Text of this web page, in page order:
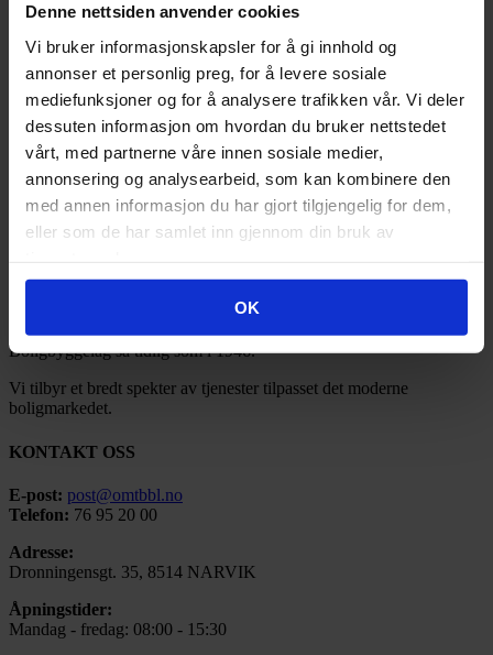
Denne nettsiden anvender cookies
Vi bruker informasjonskapsler for å gi innhold og
annonser et personlig preg, for å levere sosiale
mediefunksjoner og for å analysere trafikken vår. Vi deler
dessuten informasjon om hvordan du bruker nettstedet
vårt, med partnerne våre innen sosiale medier,
annonsering og analysearbeid, som kan kombinere den
med annen informasjon du har gjort tilgjengelig for dem,
eller som de har samlet inn gjennom din bruk av
OK
2018(91)
2016(185)
2015(35)
2015, desember
(5)
2015, november(12)
2015, oktober(9)
2015, september (7)
2015, august
2014(3)
2013(1)
2012(1)
OMT BBL
Ofoten Midt-Troms Boligbyggelag ble stiftet under navnet Narvik
Boligbyggelag så tidlig som i 1946.
Vi tilbyr et bredt spekter av tjenester tilpasset det moderne
boligmarkedet.
KONTAKT OSS
E-post: post@omtbbl.no
Telefon: 76 95 20 00
Adresse:
Dronningensgt. 35, 8514 NARVIK
Åpningstider:
Mandag - fredag: 08:00 - 15:30